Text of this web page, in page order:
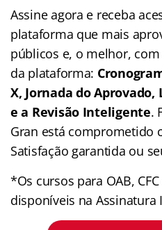
Assine agora e receba
plataforma que mais
públicos e, o melhor,
da plataforma:
X, Jornada do
e a Revisão Inteligente.
Gran está comprometido
Satisfação garantida ou
*Os cursos para OAB,
disponíveis na Assinatura